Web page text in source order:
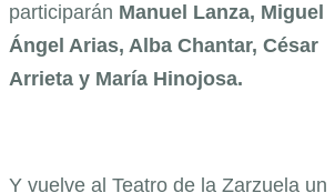
participarán Manuel Lanza, Miguel
Ángel Arias, Alba Chantar, César
Arrieta y María Hinojosa.
Y vuelve al Teatro de la Zarzuela un